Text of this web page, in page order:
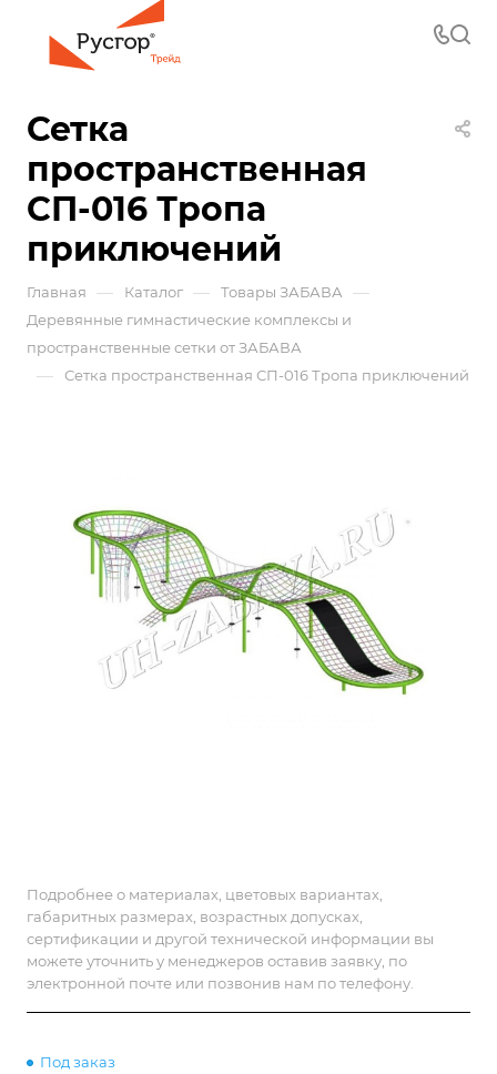
Сетка
пространственная
СП-016 Тропа
приключений
Главная — Каталог — Товары ЗАБАВА —
Деревянные гимнастические комплексы и
пространственные сетки от ЗАБАВА
— Сетка пространственная СП-016 Тропа приключений
Подробнее о материалах, цветовых вариантах,
габаритных размерах, возрастных допусках,
сертификации и другой технической информации вы
можете уточнить у менеджеров оставив заявку, по
электронной почте или позвонив нам по телефону.
Под заказ